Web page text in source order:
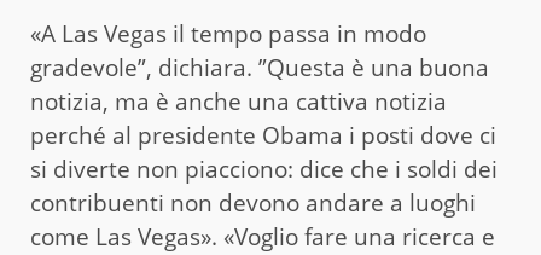
«A Las Vegas il tempo passa in modo
gradevole”, dichiara. ”Questa è una buona
notizia, ma è anche una cattiva notizia
perché al presidente Obama i posti dove ci
si diverte non piacciono: dice che i soldi dei
contribuenti non devono andare a luoghi
come Las Vegas». «Voglio fare una ricerca e